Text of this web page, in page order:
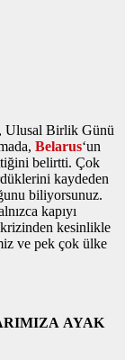
Ulusal Birlik Günü
Belarus‘un
belirtti. Çok
kaydeden
biliyorsunuz.
kapıyı
kesinlikle
ve pek çok ülke
AYAK